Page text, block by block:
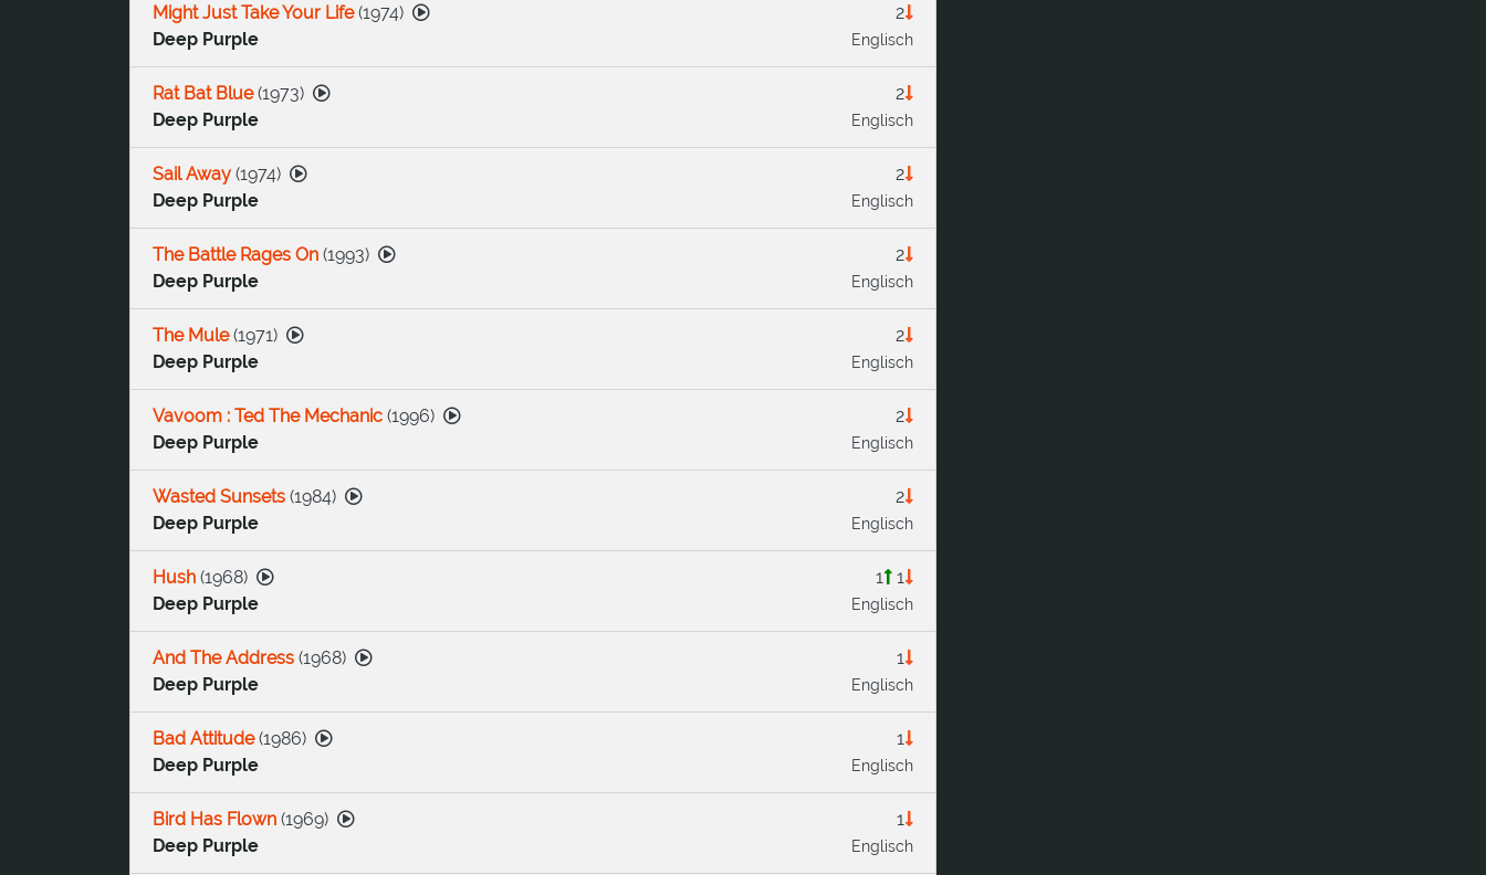
2
Englisch
Might Just Take Your Life(1974)
Deep Purple
2
Englisch
Rat Bat Blue(1973)
Deep Purple
2
Englisch
Sail Away (1974)
Deep Purple
2
Englisch
The Battle Rages On (1993)
Deep Purple
2
Englisch
The Mule(1971)
Deep Purple
2
Englisch
Vavoom : Ted The Mechanic (1996)
Deep Purple
2
Englisch
Wasted Sunsets (1984)
Deep Purple
1 1
Englisch
Hush (1968)
Deep Purple
1
Englisch
And The Address (1968)
Deep Purple
1
Englisch
Bad Attitude(1986)
Deep Purple
1
Englisch
Bird Has Flown (1969)
Deep Purple